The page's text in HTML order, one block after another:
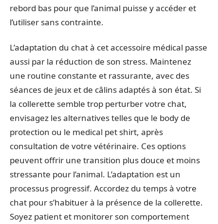
rebord bas pour que l’animal puisse y accéder et
l’utiliser sans contrainte.
L’adaptation du chat à cet accessoire médical passe
aussi par la réduction de son stress. Maintenez
une routine constante et rassurante, avec des
séances de jeux et de câlins adaptés à son état. Si
la collerette semble trop perturber votre chat,
envisagez les alternatives telles que le body de
protection ou le medical pet shirt, après
consultation de votre vétérinaire. Ces options
peuvent offrir une transition plus douce et moins
stressante pour l’animal. L’adaptation est un
processus progressif. Accordez du temps à votre
chat pour s’habituer à la présence de la collerette.
Soyez patient et monitorer son comportement